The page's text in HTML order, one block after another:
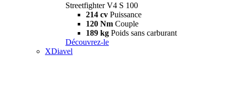
Streetfighter V4 S 100
214 cv Puissance
120 Nm Couple
189 kg Poids sans carburant
Découvrez-le
XDiavel